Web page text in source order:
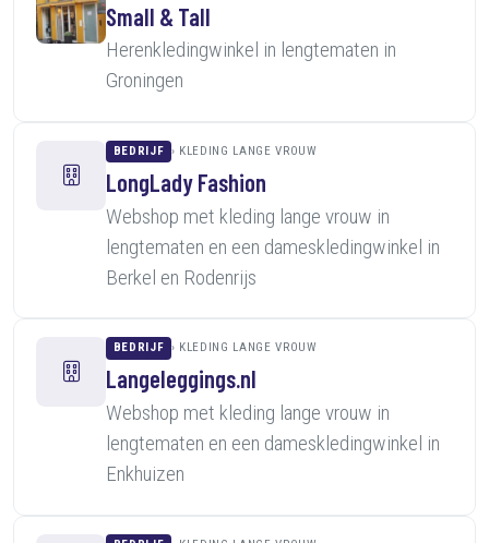
Small & Tall
Herenkledingwinkel in lengtematen in
Groningen
BEDRIJF KLEDING LANGE VROUW
LongLady Fashion
Webshop met kleding lange vrouw in
lengtematen en een dameskledingwinkel in
Berkel en Rodenrijs
BEDRIJF KLEDING LANGE VROUW
Langeleggings.nl
Webshop met kleding lange vrouw in
lengtematen en een dameskledingwinkel in
Enkhuizen